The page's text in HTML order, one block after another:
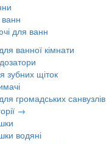
для ванн
ванної кімнати
зубних щіток
громадських санвузлів
→
водяні